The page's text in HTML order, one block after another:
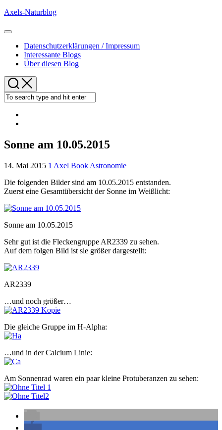
Skip
content
Axels-Naturblog
Expand
Datenschutzerklärungen / Impressum
Interessante Blogs
Über diesen Blog
Sonne am 10.05.2015
14. Mai 2015 1 Axel Book Astronomie
Die folgenden Bilder sind am 10.05.2015 entstanden.
Zuerst eine Gesamtübersicht der Sonne im Weißlicht:
Sonne am 10.05.2015
Sehr gut ist die Fleckengruppe AR2339 zu sehen.
Auf dem folgen Bild ist sie größer dargestellt:
AR2339
…und noch größer…
Die gleiche Gruppe im H-Alpha:
…und in der Calcium Linie:
Am Sonnenrad waren ein paar kleine Protuberanzen zu sehen: